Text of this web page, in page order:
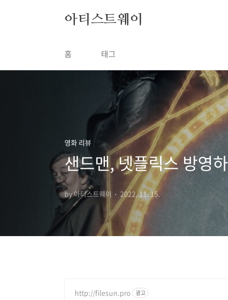
아티스트웨이
홈 태그
영화 리뷰
샌드맨, 넷플릭스 방영
by 아티스트웨이 2022. 11. 15.
http://filesun.pro 광고